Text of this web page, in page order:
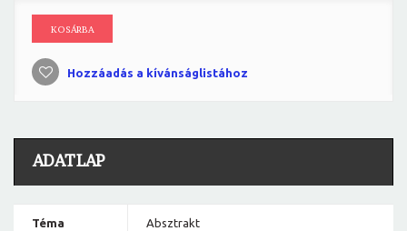
KOSÁRBA
Hozzáadás a kívánságlistához
ADATLAP
Téma Absztrakt